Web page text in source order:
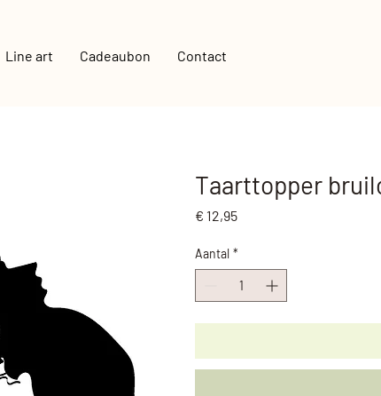
Line art Cadeaubon Contact
Taarttopper
€ 12,95Prijs
Aantal *